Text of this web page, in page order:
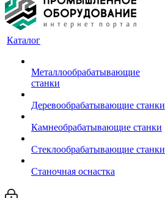
Каталог
Металлообрабатывающие
станки
Деревообрабатывающие станки
Камнеобрабатывающие станки
Стеклообрабатывающие станки
Станочная оснастка